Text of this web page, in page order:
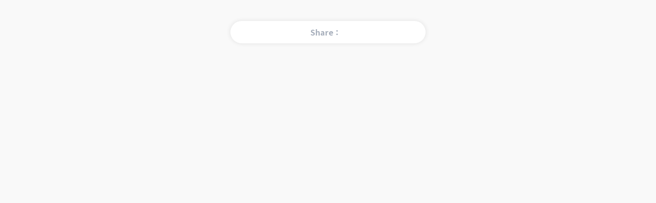
Share：